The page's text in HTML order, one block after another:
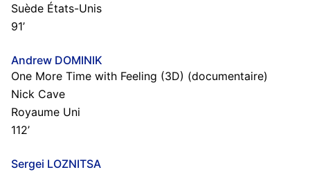
Suède États-Unis
91’
Andrew DOMINIK
One More Time with Feeling (3D) (documentaire)
Nick Cave
Royaume Uni
112’
Sergei LOZNITSA